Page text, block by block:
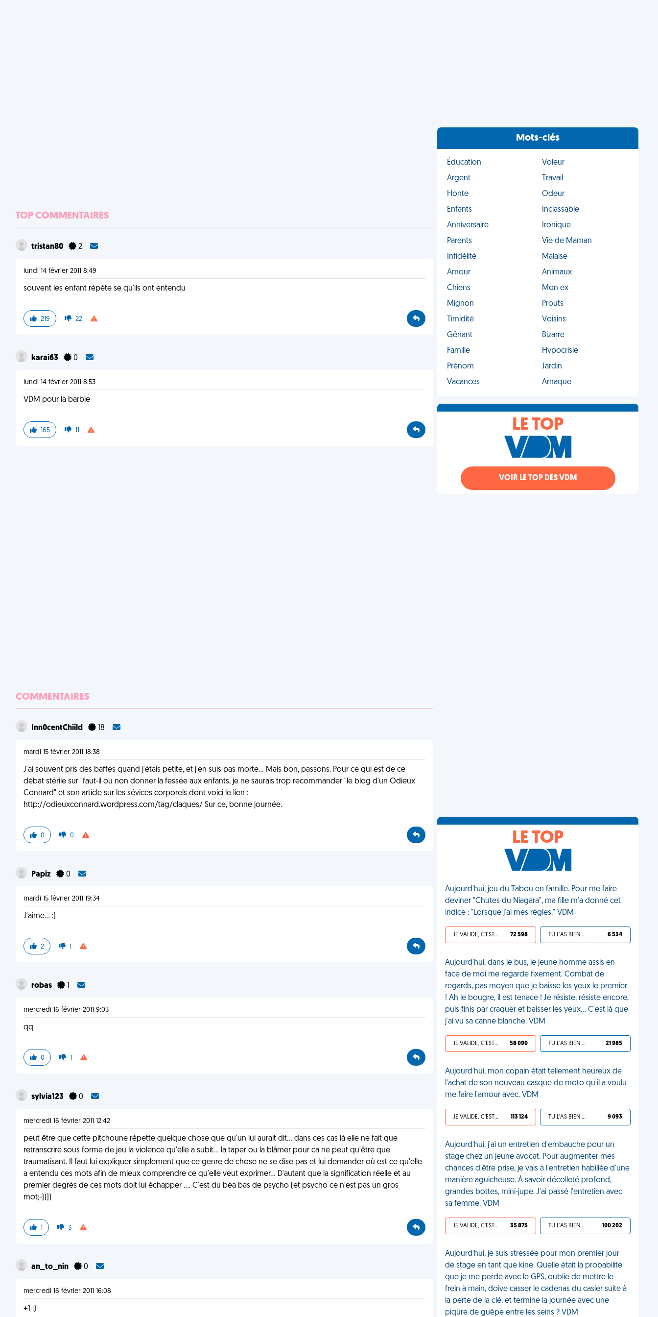
TOP COMMENTAIRES
tristan80 2
lundi 14 février 2011 8:49
souvent les enfant répète se qu'ils ont entendu
219 22
karai63 0
lundi 14 février 2011 8:53
VDM pour la barbie
165 11
COMMENTAIRES
Inn0centChiild 18
mardi 15 février 2011 18:38
J'ai souvent pris des baffes quand j'étais petite, et j'en suis pas morte... Mais bon, passons. Pour ce qui est de ce
débat stérile sur "faut-il ou non donner la fessée aux enfants, je ne saurais trop recommander "le blog d'un Odieux
Connard" et son article sur les sévices corporels dont voici le lien :
http://odieuxconnard.wordpress.com/tag/claques/ Sur ce, bonne journée.
0 0
Papiz 0
mardi 15 février 2011 19:34
J'aime... :)
2 1
robas
mercredi 16 février 2011 9:03
qq
0 1
sylvia123 0
mercredi 16 février 2011 12:42
peut être que cette pitchoune répette quelque chose que qu'un lui aurait dit... dans ces cas là elle ne fait que
retranscrire sous forme de jeu la violence qu'elle a subit... la taper ou la blâmer pour ca ne peut qu'être que
traumatisant. Il faut lui expliquer simplement que ce genre de chose ne se dise pas et lui demander où est ce qu'elle
a entendu ces mots afin de mieux comprendre ce qu'elle veut exprimer... D'autant que la signification réelle et au
premier degrès de ces mots doit lui échapper .... C'est du béa bas de psycho (et psycho ce n'est pas un gros
mot;-))))
1 3
an_to_nin 0
mercredi 16 février 2011 16:08
+1 :)
Mots-clés
Éducation
Voleur
Argent
Travail
Honte
Odeur
Enfants
Inclassable
Anniversaire
Ironique
Parents
Vie de Maman
Infidélité
Malaise
Amour
Animaux
Chiens
Mon ex
Mignon
Prouts
Timidité
Voisins
Gênant
Bizarre
Famille
Hypocrisie
Prénom
Jardin
Vacances
Arnaque
LE TOP
VOIR LE TOP DES VDM
LE TOP
Aujourd'hui, jeu du Tabou en famille. Pour me faire
deviner "Chutes du Niagara", ma fille m'a donné cet
indice : "Lorsque j'ai mes règles." VDM
JE VALIDE, C'EST UNE VDM 72 598 TU L'AS BIEN MÉRITÉ 6 534
Aujourd'hui, dans le bus, le jeune homme assis en
face de moi me regarde fixement. Combat de
regards, pas moyen que je baisse les yeux le premier
! Ah le bougre, il est tenace ! Je résiste, résiste encore,
puis finis par craquer et baisser les yeux... C'est là que
j'ai vu sa canne blanche. VDM
JE VALIDE, C'EST UNE VDM 58 090 TU L'AS BIEN MÉRITÉ 21 985
Aujourd'hui, mon copain était tellement heureux de
l'achat de son nouveau casque de moto qu'il a voulu
me faire l'amour avec. VDM
JE VALIDE, C'EST UNE VDM 113 124 TU L'AS BIEN MÉRITÉ 9 093
Aujourd'hui, j'ai un entretien d'embauche pour un
stage chez un jeune avocat. Pour augmenter mes
chances d'être prise, je vais à l'entretien habillée d'une
manière aguicheuse. À savoir décolleté profond,
grandes bottes, mini-jupe. J'ai passé l'entretien avec
sa femme. VDM
JE VALIDE, C'EST UNE VDM 35 875 TU L'AS BIEN MÉRITÉ 100 202
Aujourd'hui, je suis stressée pour mon premier jour
de stage en tant que kiné. Quelle était la probabilité
que je me perde avec le GPS, oublie de mettre le
frein à main, doive casser le cadenas du casier suite à
la perte de la clé, et termine la journée avec une
piqûre de guêpe entre les seins ? VDM